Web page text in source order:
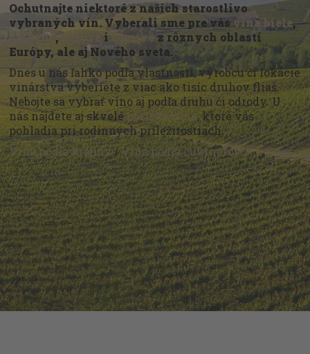
Ochutnajte niektoré z našich starostlivo
vybraných vín. Vyberali sme pre vásvína biele,
červené, i šumivé z rôznych oblastí
Európy, ale aj Nového sveta.
Dnes u nás ľahko podľa vlastností, výrobcu či lokácie
vinárstva vyberiete z viac ako tisíc druhov fliaš.
Nebojte sa vybrať víno aj podľa druhu či odrody. U
nás nájdete aj skveléportské vína, ktoré vás
pohladia pri rodinných príležitostiach.
Vína podľa krajiny/Vína podľa cukrnatosti